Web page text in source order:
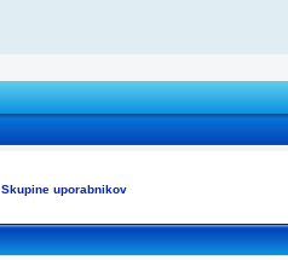
Skupine uporabnikov